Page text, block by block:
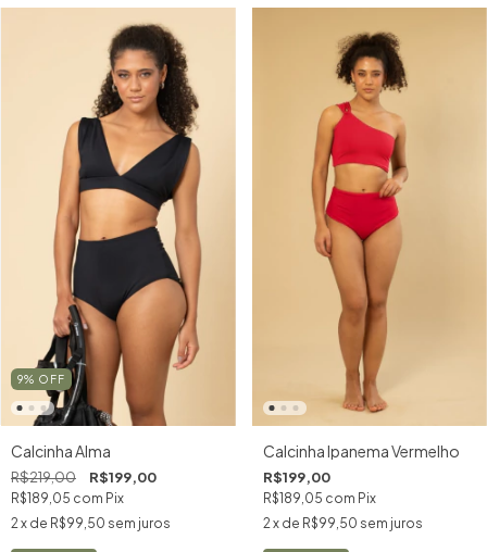
9% OFF
Calcinha Alma
R$219,00 R$199,00
R$189,05 com Pix
2x de R$99,50 sem juros
Calcinha Ipanema Vermelho
R$199,00
R$189,05 com Pix
2x de R$99,50 sem juros